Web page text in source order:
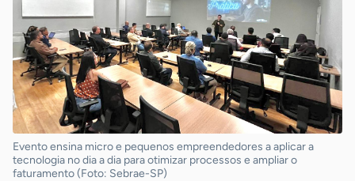
Evento ensina micro e pequenos empreendedores a aplicar a
tecnologia no dia a dia para otimizar processos e ampliar o
faturamento (Foto: Sebrae-SP)